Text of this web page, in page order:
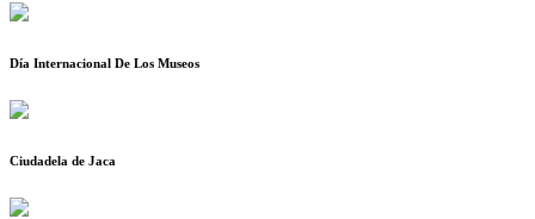
Día Internacional De Los Museos
Ciudadela de Jaca